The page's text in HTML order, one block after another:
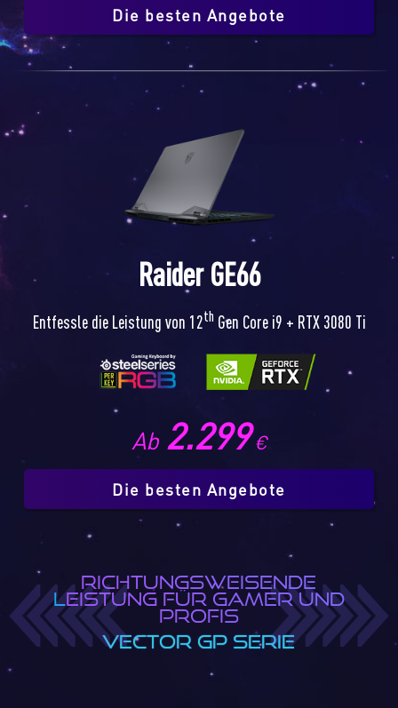
Die besten Angebote
Raider GE66
Entfessle die Leistung von 12th Gen Core i9 + RTX 3080 Ti
Ab 2.299€
Die besten Angebote
RICHTUNGSWEISENDE
LEISTUNG FÜR GAMER UND
PROFIS
VECTOR GP SERIE